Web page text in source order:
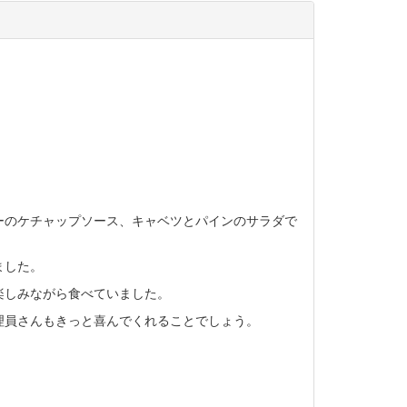
ケチャップソース、キャベツとパインのサラダで
た。
みながら食べていました。
さんもきっと喜んでくれることでしょう。